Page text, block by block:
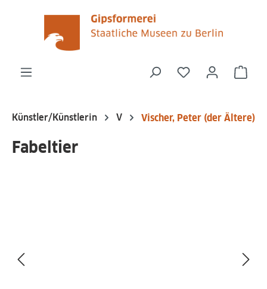
springen
Du hast 0
Künstler/Künstlerin V Vischer, Peter (der Ältere)
Fabeltier